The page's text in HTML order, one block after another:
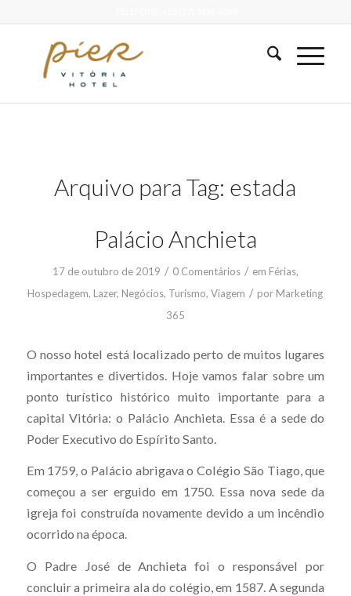
Arquivo para Tag: estada
Palácio Anchieta
17 de outubro de 2019 / 0 Comentários / em Férias,
Hospedagem, Lazer, Negócios, Turismo,Viagem / por Marketing
365
O nosso hotel está localizado perto de muitos lugares
importantes e divertidos. Hoje vamos falar sobre um
ponto turístico histórico muito importante para a
capital Vitória: o Palácio Anchieta. Essa é a sede do
Poder Executivo do Espírito Santo.
Em 1759, o Palácio abrigava o Colégio São Tiago, que
começou a ser erguido em 1750. Essa nova sede da
igreja foi construída novamente devido a um incêndio
ocorrido na época.
O Padre José de Anchieta foi o responsável por
concluir a primeira ala do colégio, em 1587. A segunda